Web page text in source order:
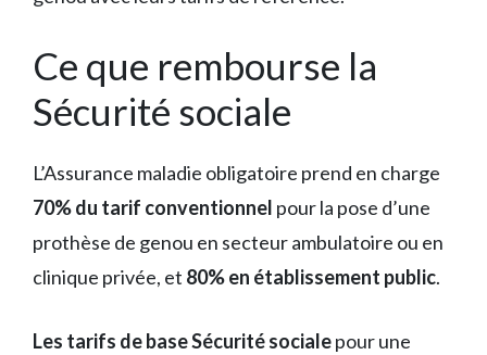
Ce que rembourse la
Sécurité sociale
L’Assurance maladie obligatoire prend en charge
70% du tarif conventionnel pour la pose d’une
prothèse de genou en secteur ambulatoire ou en
clinique privée, et 80% en établissement public.
Les tarifs de base Sécurité socialepour une